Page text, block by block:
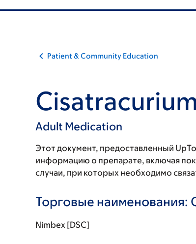
Patient & Community Education
Cisatracurium
Adult Medication
Этот документ, предоставленный
информацию о препарате, включая
случаи, при которых необходимо
Торговые
Nimbex [DSC]